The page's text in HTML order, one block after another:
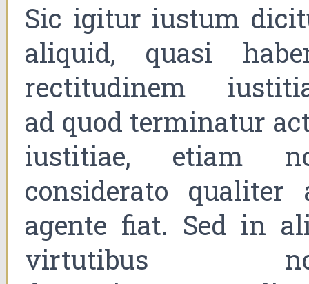
Sic igitur iustum
aliquid, quasi
rectitudinem
ad quod terminatur
iustitiae, etiam
considerato qualiter
agente fiat. Sed in
virtutibus